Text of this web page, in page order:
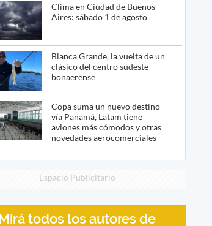
Clima en Ciudad de Buenos
Aires: sábado 1 de agosto
Blanca Grande, la vuelta de un
clásico del centro sudeste
bonaerense
Copa suma un nuevo destino
vía Panamá, Latam tiene
aviones más cómodos y otras
novedades aerocomerciales
Espacio Publicitario
Mirá todos los autores de